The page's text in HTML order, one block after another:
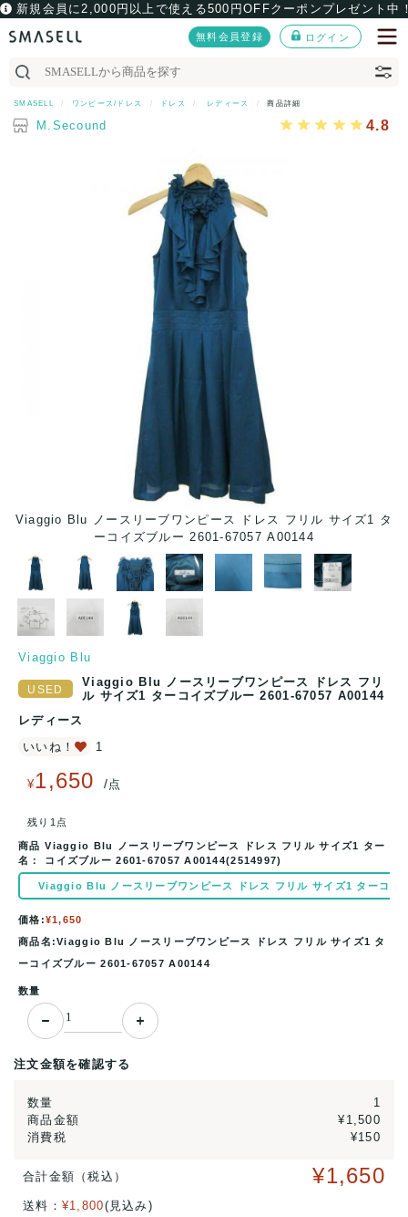
新規会員に2,000円以上で使える500円OFFクーポンプレゼント中
無料会員登録 ログイン
SMASELL ワンピース/ドレス ドレス レディース 商品詳細
M.Secound 4.8
Viaggio Blu ノースリーブワンピース ドレス フリル サイズ1 タ
ーコイズブルー 2601-67057 A00144
Viaggio Blu
Viaggio Blu ノースリーブワンピース ドレス フリ
ル サイズ1 ターコイズブルー 2601-67057 A00144
レディース
いいね！
1
¥1,650 /点
残り1点
商品
名：
Viaggio Blu ノースリーブワンピース ドレス フリル サイズ1 ター
コイズブルー 2601-67057 A00144(2514997)
Viaggio Blu ノースリーブワンピース ドレス フリル サイズ1 ターコ
価格:¥1,650
商品名:Viaggio Blu ノースリーブワンピース ドレス フリル サイズ1 タ
ーコイズブルー 2601-67057 A00144
数量
注文金額を確認する
数量
1
商品金額
¥1,500
消費税
¥150
合計金額（税込） ¥1,650
送料： ¥1,800(見込み)